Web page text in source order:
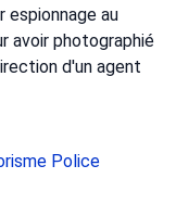
espionnage au
avoir photographié
d'un agent
Police